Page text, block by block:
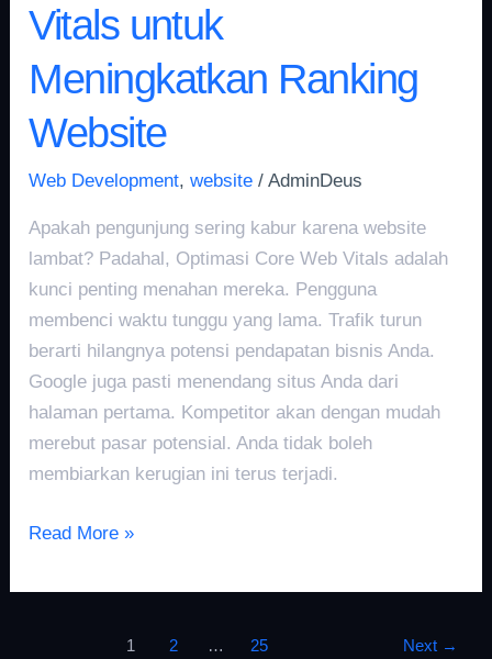
Vitals untuk
Meningkatkan Ranking
Website
Web Development,website /AdminDeus
Apakah pengunjung sering kabur karena website
lambat? Padahal, Optimasi Core Web Vitals adalah
kunci penting menahan mereka. Pengguna
membenci waktu tunggu yang lama. Trafik turun
berarti hilangnya potensi pendapatan bisnis Anda.
Google juga pasti menendang situs Anda dari
halaman pertama. Kompetitor akan dengan mudah
merebut pasar potensial. Anda tidak boleh
membiarkan kerugian ini terus terjadi.
Read More »
1 2 … 25 Next →